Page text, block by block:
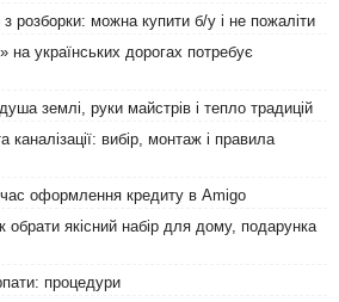
розборки: можна купити б/у і не пожаліти
на українських дорогах потребує
землі, руки майстрів і тепло традицій
вибір, монтаж і правила
оформлення кредиту в Amigo
якісний набір для дому, подарунка
процедури